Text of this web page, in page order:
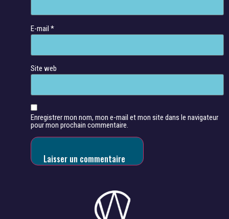
E-mail *
Site web
Enregistrer mon nom, mon e-mail et mon site dans le navigateur
pour mon prochain commentaire.